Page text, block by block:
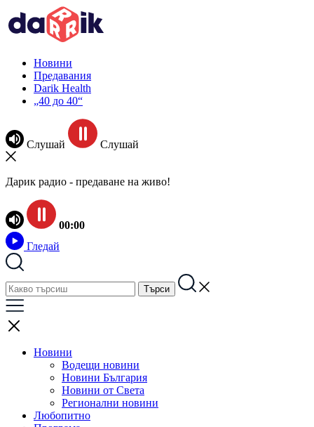
Новини
Предавания
Darik Health
„40 до 40“
Слушай Слушай
Дарик радио - предаване на живо!
00:00
Гледай
Новини
Водещи новини
Новини България
Новини от Света
Регионални новини
Любопитно